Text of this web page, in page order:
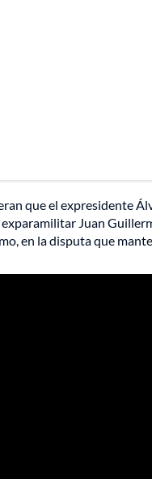
que el expresidente
Juan
en la disputa que